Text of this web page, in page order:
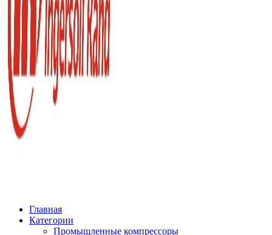
Главная
Категории
Промышленные компрессоры